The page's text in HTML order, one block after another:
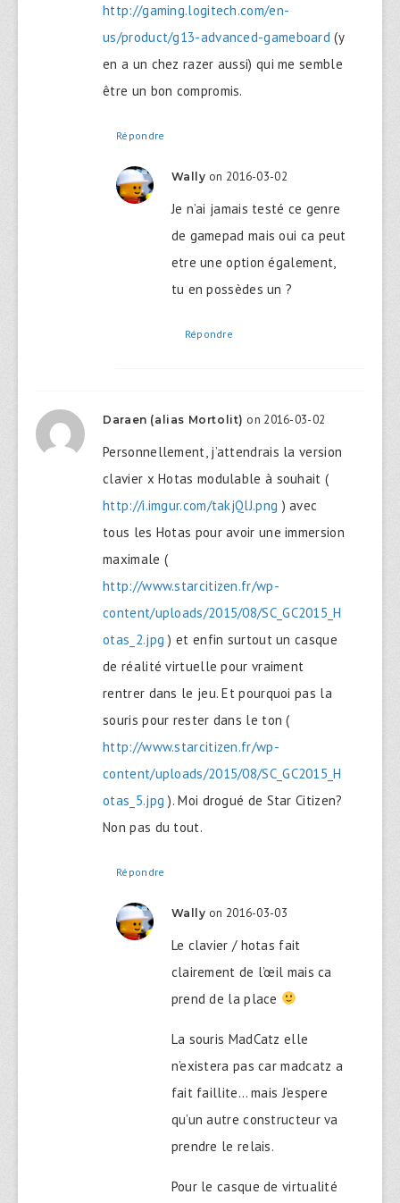
http://gaming.logitech.com/en-
us/product/g13-advanced-gameboard (y
en a un chez razer aussi) qui me semble
être un bon compromis.
Répondre
Wally on 2016-03-02
Je n’ai jamais testé ce genre
de gamepad mais oui ca peut
etre une option également,
tu en possèdes un ?
Répondre
Daraen (alias Mortolit) on 2016-03-02
Personnellement, j’attendrais la version
clavier x Hotas modulable à souhait (
http://i.imgur.com/takjQlJ.png ) avec
tous les Hotas pour avoir une immersion
maximale (
http://www.starcitizen.fr/wp-
content/uploads/2015/08/SC_GC2015_H
otas_2.jpg ) et enfin surtout un casque
de réalité virtuelle pour vraiment
rentrer dans le jeu. Et pourquoi pas la
souris pour rester dans le ton (
http://www.starcitizen.fr/wp-
content/uploads/2015/08/SC_GC2015_H
otas_5.jpg ). Moi drogué de Star Citizen?
Non pas du tout.
Répondre
Wally on 2016-03-03
Le clavier / hotas fait
clairement de l’œil mais ca
prend de la place
La souris MadCatz elle
n’existera pas car madcatz a
fait faillite… mais J’espere
qu’un autre constructeur va
prendre le relais.
Pour le casque de virtualité